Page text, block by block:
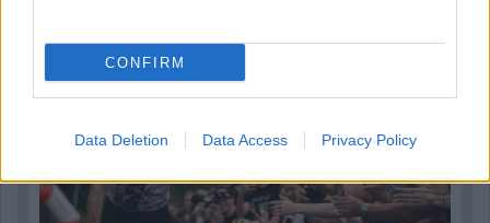
CONFIRM
Data Deletion Data Access Privacy Policy